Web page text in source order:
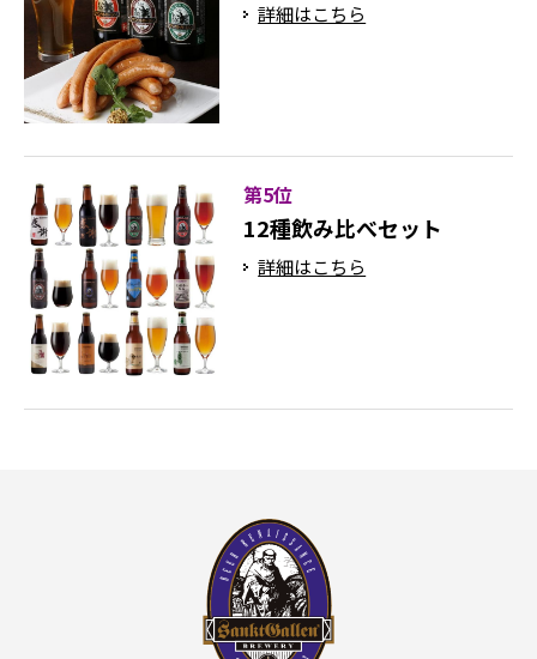
詳細はこちら
第5位
12種飲み比べセット
詳細はこちら